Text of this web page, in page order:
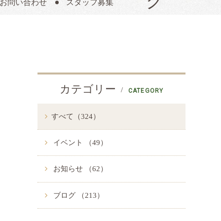
問い合わせ スタッフ募集
カテゴリー CATEGORY
すべて（324）
イベント （49）
お知らせ （62）
ブログ （213）